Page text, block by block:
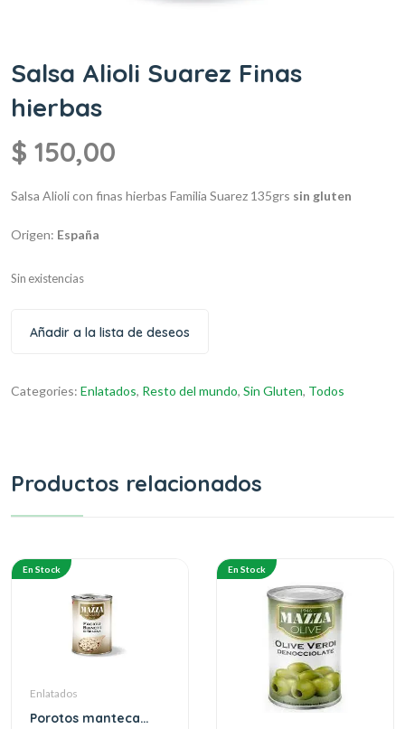
Salsa Alioli Suarez Finas
hierbas
$ 150,00
Salsa Alioli con finas hierbas Familia Suarez 135grs sin gluten
Origen: España
Sin existencias
Añadir a la lista de deseos
Categories: Enlatados, Resto del mundo, Sin Gluten, Todos
Productos relacionados
En Stock
Enlatados
Porotos manteca
En Stock